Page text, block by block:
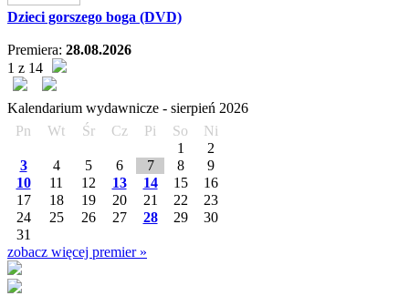
Dzieci gorszego boga (DVD)
Premiera: 28.08.2026
1 z 14
Kalendarium wydawnicze - sierpień 2026
Pn
Wt Śr Cz Pi So
Ni
1
2
3
4 5 6 7 8
9
10
11 12 13 14 15
16
17
18 19 20 21 22
23
24
25 26 27 28 29
30
31
zobacz więcej premier »